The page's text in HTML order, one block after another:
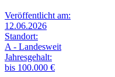
Veröffentlicht am:
12.06.2026
Standort:
A - Landesweit
Jahresgehalt:
bis 100.000 €